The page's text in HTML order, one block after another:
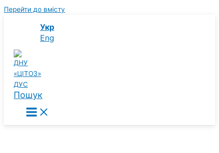
Перейти до вмісту
Укр
Eng
Пошук